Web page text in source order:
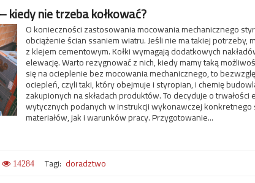
nie trzeba kołkować?
O konieczności zastosowania mocowania mechanicznego
obciążenie ścian ssaniem wiatru. Jeśli nie ma takiej
z klejem cementowym. Kołki wymagają dodatkowych
elewację. Warto rezygnować z nich, kiedy mamy taką
się na ocieplenie bez mocowania mechanicznego, to
ociepleń, czyli taki, który obejmuje i styropian, i chemię
zakupionych na składach produktów. To decyduje o
wytycznych podanych w instrukcji wykonawczej
materiałów, jak i warunków pracy. Przygotowanie...
14284 Tagi: doradztwo